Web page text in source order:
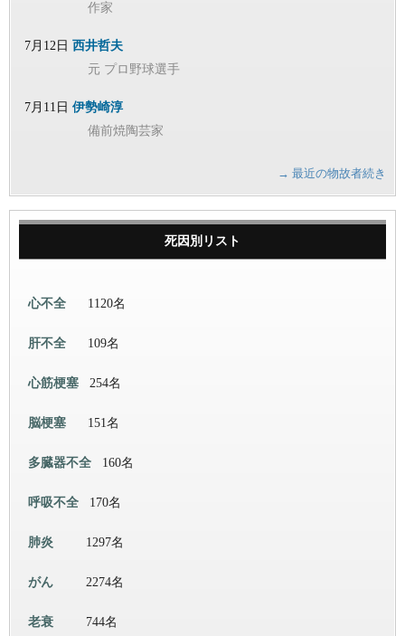
作家
7月12日 西井哲夫
元 プロ野球選手
7月11日 伊勢崎淳
備前焼陶芸家
→ 最近の物故者続き
死因別リスト
心不全 1120名
肝不全 109名
心筋梗塞 254名
脳梗塞 151名
多臓器不全 160名
呼吸不全 170名
肺炎 1297名
がん 2274名
老衰 744名